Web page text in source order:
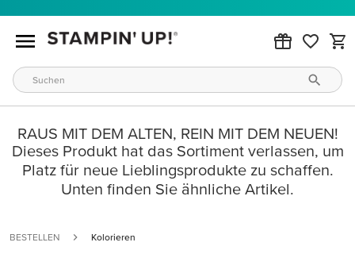
RAUS MIT DEM ALTEN, REIN MIT DEM NEUEN!
Dieses Produkt hat das Sortiment verlassen, um
Platz für neue Lieblingsprodukte zu schaffen.
Unten finden Sie ähnliche Artikel.
BESTELLEN Kolorieren